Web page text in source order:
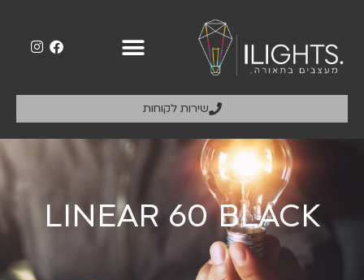
שירות לקוחות
LINEAR 60 BLACK